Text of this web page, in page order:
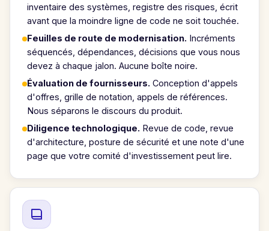
inventaire des systèmes, registre des risques, écrit
avant que la moindre ligne de code ne soit touchée.
Feuilles de route de modernisation. Incréments
séquencés, dépendances, décisions que vous nous
devez à chaque jalon. Aucune boîte noire.
Évaluation de fournisseurs. Conception d'appels
d'offres, grille de notation, appels de références.
Nous séparons le discours du produit.
Diligence technologique. Revue de code, revue
d'architecture, posture de sécurité et une note d'une
page que votre comité d'investissement peut lire.